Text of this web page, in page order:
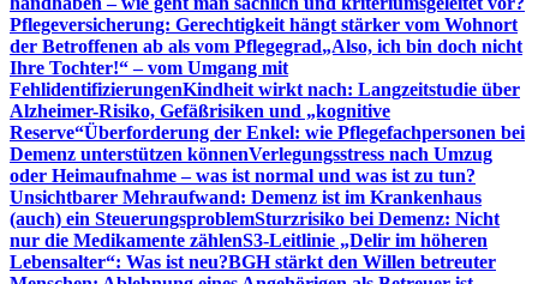
Pflegeversicherung: Gerechtigkeit hängt stärker vom Wohnort
der Betroffenen ab als vom Pflegegrad„Also, ich bin doch nicht
Ihre Tochter!“ – vom Umgang mit
FehlidentifizierungenKindheit wirkt nach: Langzeitstudie über
Alzheimer-Risiko, Gefäßrisiken und „kognitive
Reserve“Überforderung der Enkel: wie Pflegefachpersonen bei
Demenz unterstützen könnenVerlegungsstress nach Umzug
oder Heimaufnahme – was ist normal und was ist zu tun?
Unsichtbarer Mehraufwand: Demenz ist im Krankenhaus
(auch) ein SteuerungsproblemSturzrisiko bei Demenz: Nicht
nur die Medikamente zählenS3-Leitlinie „Delir im höheren
Lebensalter“: Was ist neu?BGH stärkt den Willen betreuter